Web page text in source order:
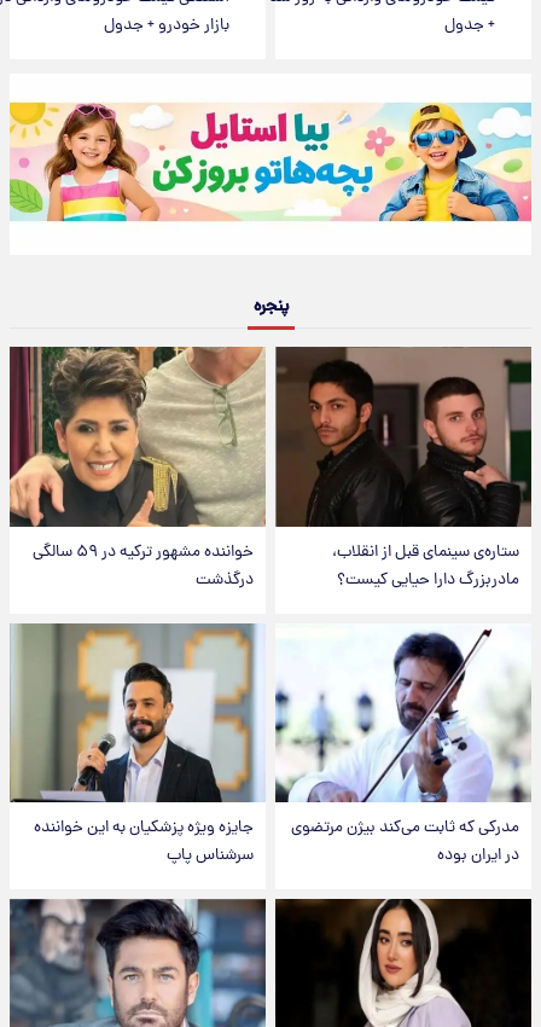
+ جدول
بازار خودرو + جدول
پنجره
ستاره‌ی سینمای قبل از انقلاب،
مادربزرگ دارا حیایی کیست؟
خواننده مشهور ترکیه در ۵۹ سالگی
درگذشت
مدرکی که ثابت می‌کند بیژن مرتضوی
در ایران بوده
جایزه ویژه پزشکیان به این خواننده
سرشناس پاپ